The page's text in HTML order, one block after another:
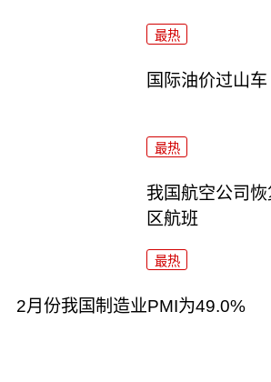
最热
国际油价过山
最热
我国航空公司
区航班
最热
2月份我国制造业PMI为49.0%